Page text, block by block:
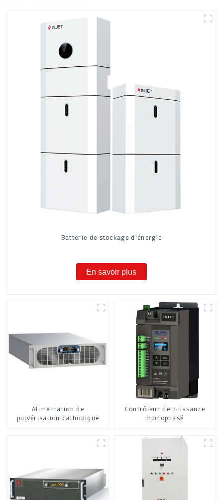
Batterie de stockage d'énergie
En savoir plus
Alimentation de
pulvérisation cathodique
Contrôleur de puissance
monophasé